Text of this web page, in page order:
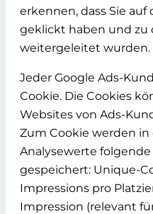
erkennen, dass Sie
geklickt haben und zu
weitergeleitet wurden.
Jeder Google Ads-
Cookie. Die Cookies
Websites von Ads-
Zum Cookie werden in
Analysewerte
gespeichert: Unique-
Impressions pro
Impression (relevant